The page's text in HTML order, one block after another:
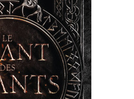
« Le Vent dand les Saules » - Une Belle Histoire !
Splatoon Raiders